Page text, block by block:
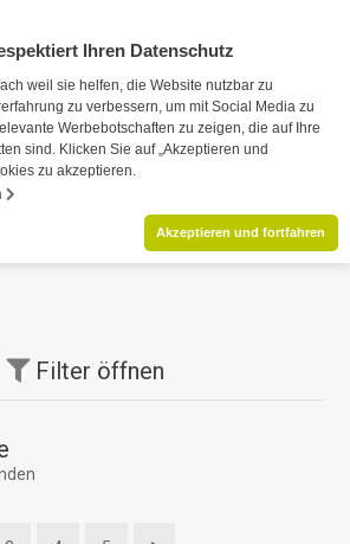
Ihren Datenschutz
weil sie helfen, die Website nutzbar zu
zu verbessern, um mit Social Media zu
Werbebotschaften zu zeigen, die auf Ihre
sind. Klicken Sie auf „Akzeptieren und
zu akzeptieren.
Akzeptieren und fortfahren
Filter öffnen